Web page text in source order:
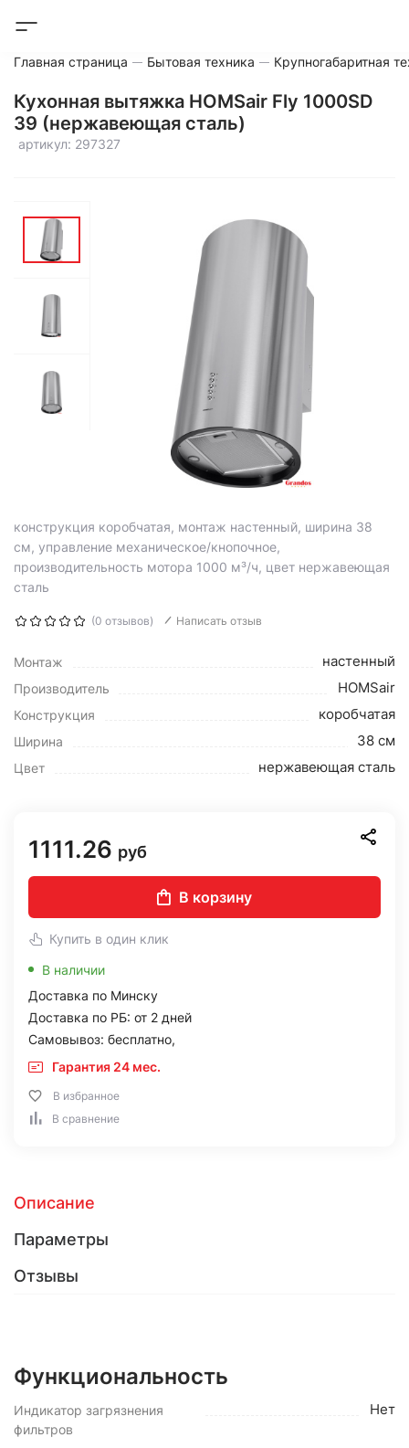
Главная страница Бытовая техника Крупногабаритная
Кухонная вытяжка HOMSair Fly 1000SD
39 (нержавеющая сталь)
артикул: 297327
конструкция коробчатая, монтаж настенный, ширина 38
см, управление механическое/кнопочное,
производительность мотора 1000 м³/ч, цвет нержавеющая
сталь
(0 отзывов) Написать отзыв
Монтаж настенный
Производитель HOMSair
Конструкция коробчатая
Ширина 38 см
Цвет нержавеющая сталь
1111.26 руб
В корзину
Купить в один клик
В наличии
Доставка по Минску
Доставка по РБ: от 2 дней
Самовывоз: бесплатно,
Гарантия 24 мес.
В избранное
В сравнение
Описание
Параметры
Отзывы
Функциональность
Индикатор загрязнения
фильтров
Нет